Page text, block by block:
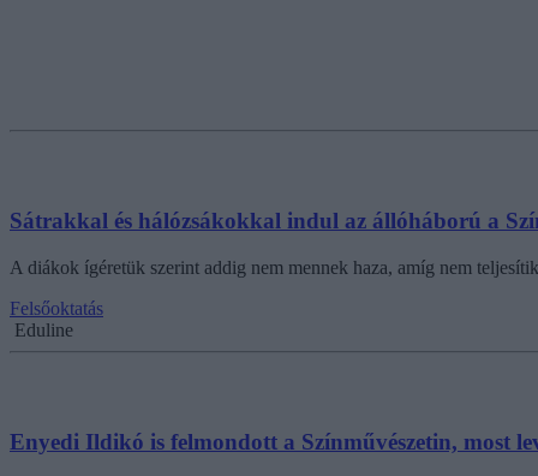
Sátrakkal és hálózsákokkal indul az állóháború a
A diákok ígéretük szerint addig nem mennek haza, amíg nem
Felsőoktatás
Eduline
Enyedi Ildikó is felmondott a Színművészetin, most